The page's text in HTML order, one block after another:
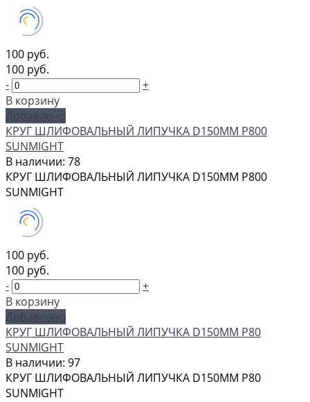
100 руб.
100 руб.
-
+
В корзину
Добавлено
КРУГ ШЛИФОВАЛЬНЫЙ ЛИПУЧКА D150MM P800
SUNMIGHT
В наличии: 78
КРУГ ШЛИФОВАЛЬНЫЙ ЛИПУЧКА D150MM P800
SUNMIGHT
100 руб.
100 руб.
-
+
В корзину
Добавлено
КРУГ ШЛИФОВАЛЬНЫЙ ЛИПУЧКА D150MM P80
SUNMIGHT
В наличии: 97
КРУГ ШЛИФОВАЛЬНЫЙ ЛИПУЧКА D150MM P80
SUNMIGHT